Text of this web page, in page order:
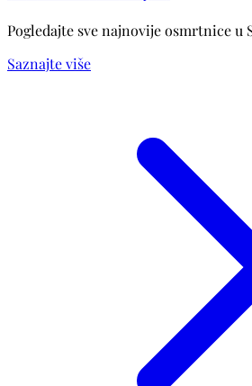
Pogledajte sve najnovije osmrtnice u
Saznajte više